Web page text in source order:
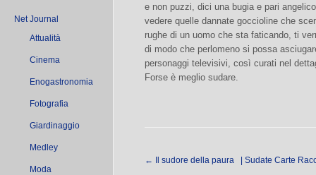
Net Journal
Attualità
Cinema
Enogastronomia
Fotografia
Giardinaggio
Medley
Moda
e non puzzi, dici una bugia e pari
vedere quelle dannate goccioline che
rughe di un uomo che sta faticando, ti
di modo che perlomeno si possa
personaggi televisivi, così curati nel
Forse è meglio sudare.
← Il sudore della paura | Sudate Carte